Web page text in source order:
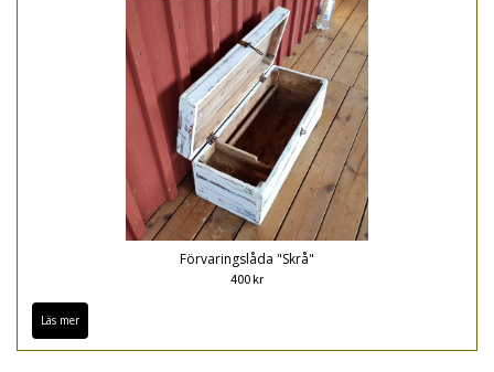
Förvaringslåda "Skrå"
400 kr
Läs mer